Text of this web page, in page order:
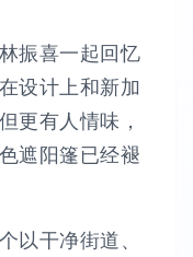
振喜一起回忆
设计上和新加
更有人情味，
遮阳篷已经褪
以干净街道、